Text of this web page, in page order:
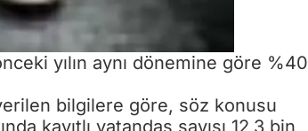
yılın aynı dönemine göre %40
bilgilere göre, söz konusu
kayıtlı vatandaş sayısı 12,3 bin